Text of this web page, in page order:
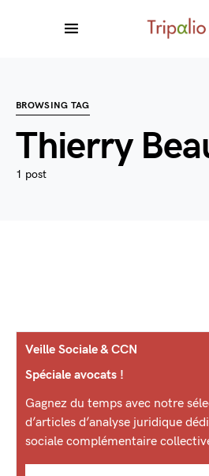
BROWSING TAG
Thierry
1 post
Veille Sociale & CCN
Spéciale avocats !
Gagnez du temps avec notre
d’articles d’analyse juridique
sociale complémentaire